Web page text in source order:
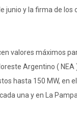
junio y la firma de
valores máximos
Argentino ( NEA
hasta 150 MW, en
una y en La